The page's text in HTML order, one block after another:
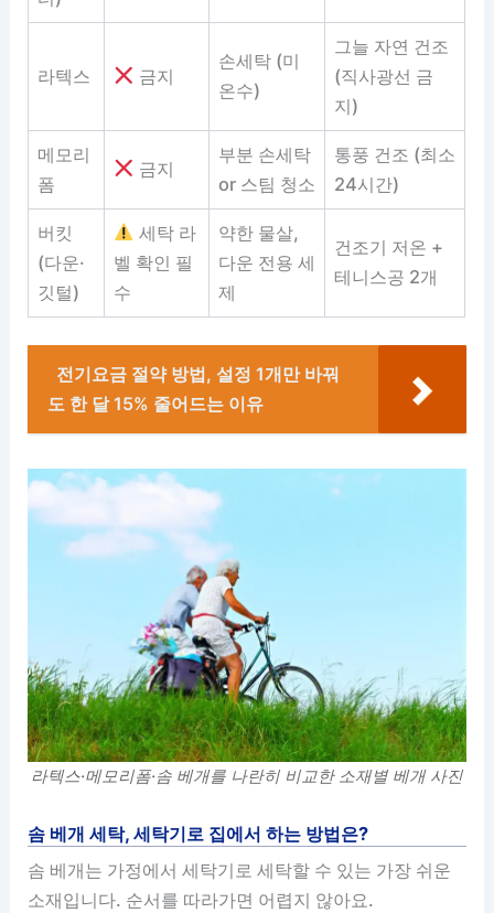
라텍스 금지
손세탁 (미
온수)
그늘 자연 건조
(직사광선 금
지)
메모리
폼
금지
부분 손세탁
or 스팀 청소
통풍 건조 (최소
24시간)
버킷
(다운·
깃털)
세탁 라
벨 확인 필
수
약한 물살,
다운 전용 세
제
건조기 저온 +
테니스공 2개
전기요금 절약 방법, 설정 1개만 바꿔
도 한 달 15% 줄어드는 이유
라텍스·메모리폼·솜 베개를 나란히 비교한 소재별 베개 사진
솜 베개 세탁, 세탁기로 집에서 하는 방법은?
솜 베개는 가정에서 세탁기로 세탁할 수 있는 가장 쉬운
소재입니다. 순서를 따라가면 어렵지 않아요.